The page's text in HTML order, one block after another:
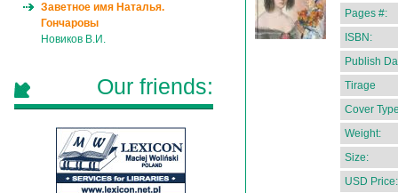
Pages #:
ISBN:
Publish
Tirage
Cover
Weight:
Size:
USD Price:
Заветное имя Наталья.
Гончаровы
Новиков В.И.
Our friends: